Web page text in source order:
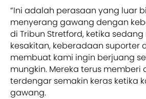
“Ini adalah perasaan yang luar
menyerang gawang dengan
di Tribun Stretford, ketika
kesakitan, keberadaan suporter
membuat kami ingin berjuang
mungkin. Mereka terus memberi
terdengar semakin keras ketika
gawang.